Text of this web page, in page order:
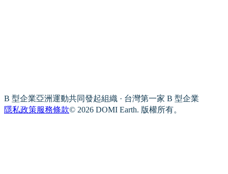
B 型企業亞洲運動共同發起組織 · 台灣第一家 B 型企業
隱私政策服務條款© 2026 DOMI Earth. 版權所有。